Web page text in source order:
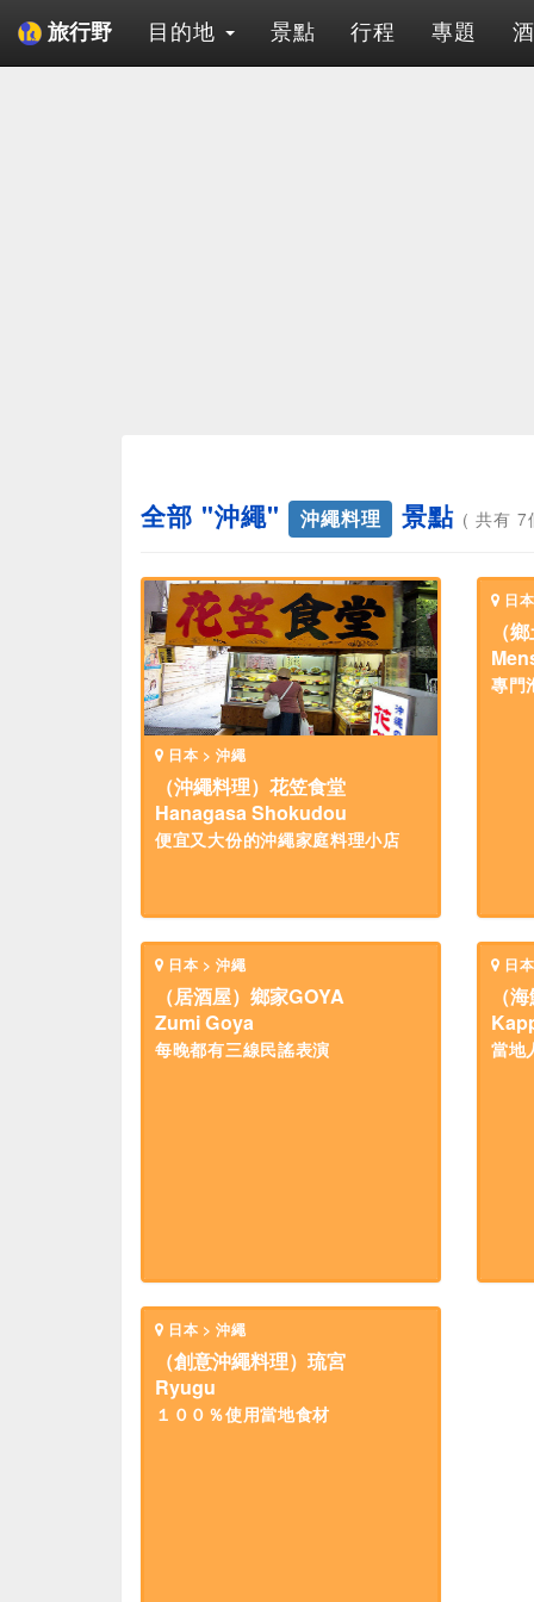
旅行野 目的地 景點 行程 專題
全部 "沖繩" 沖繩料理 景點 ( 共有 7
日本 > 沖繩
（沖繩料理）花笠食堂
Hanagasa Shokudou
便宜又大份的沖繩家庭料理小店
日
（
專門
日本 > 沖繩
（居酒屋）鄉家GOYA
Zumi Goya
每晚都有三線民謠表演
日
（
當地
日本 > 沖繩
（創意沖繩料理）琉宮
Ryugu
１００％使用當地食材